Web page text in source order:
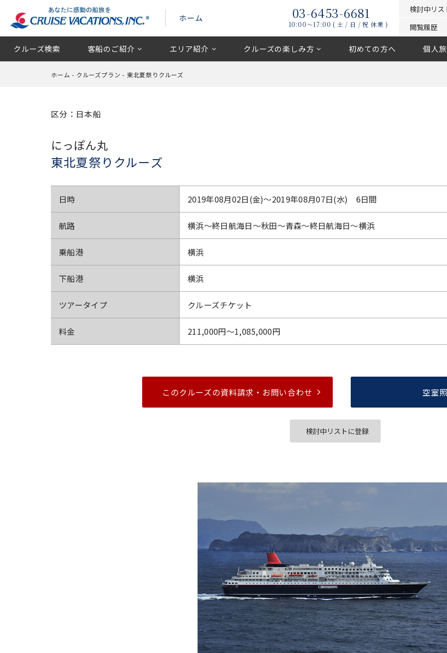
ホーム 03-6453-6681
10:00〜17:00 ( 土 / 日 / 祝 休業 )
検討中リス
閲覧履歴
クルーズ検索 客船のご紹介 エリア紹介 クルーズの楽しみ方 初めての方へ 個人
ホーム - クルーズプラン - 東北夏祭りクルーズ
区分：日本船
にっぽん丸
東北夏祭りクルーズ
日時 2019年08月02日(金)〜2019年08月07日(水) 6日間
航路 横浜～終日航海日～秋田～青森～終日航海日～横浜
乗船港 横浜
下船港 横浜
ツアータイプ クルーズチケット
料金 211,000円〜1,085,000円
このクルーズの資料請求・ お問い合わせ 空室
検討中リストに登録